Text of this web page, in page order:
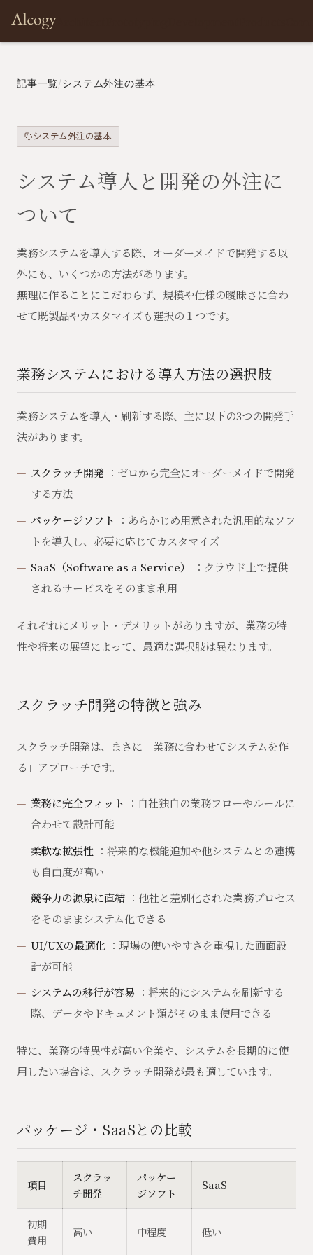
記事一覧/システム外注の基本
システム外注の基本
システム導入と開発の外注に
ついて
業務システムを導入する際、オーダーメイドで開発する以
外にも、いくつかの方法があります。
無理に作ることにこだわらず、規模や仕様の曖昧さに合わ
せて既製品やカスタマイズも選択の１つです。
業務システムにおける導入方法の選択肢
業務システムを導入・刷新する際、主に以下の3つの開発手
法があります。
スクラッチ開発 ：ゼロから完全にオーダーメイドで開発
する方法
パッケージソフト ：あらかじめ用意された汎用的なソフ
トを導入し、必要に応じてカスタマイズ
SaaS（Software as a Service）
：クラウド上で提供
されるサービスをそのまま利用
それぞれにメリット・デメリットがありますが、業務の特
性や将来の展望によって、最適な選択肢は異なります。
スクラッチ開発の特徴と強み
スクラッチ開発は、まさに「業務に合わせてシステムを作
る」アプローチです。
業務に完全フィット ：自社独自の業務フローやルールに
合わせて設計可能
柔軟な拡張性 ：将来的な機能追加や他システムとの連携
も自由度が高い
競争力の源泉に直結 ：他社と差別化された業務プロセス
をそのままシステム化できる
UI/UXの最適化 ：現場の使いやすさを重視した画面設
計が可能
システムの移行が容易 ：将来的にシステムを刷新する
際、データやドキュメント類がそのまま使用できる
特に、業務の特異性が高い企業や、システムを長期的に使
用したい場合は、スクラッチ開発が最も適しています。
パッケージ・SaaSとの比較
項目
スクラッ
チ開発
パッケー
ジソフト
SaaS
初期
費用
高い 中程度 低い